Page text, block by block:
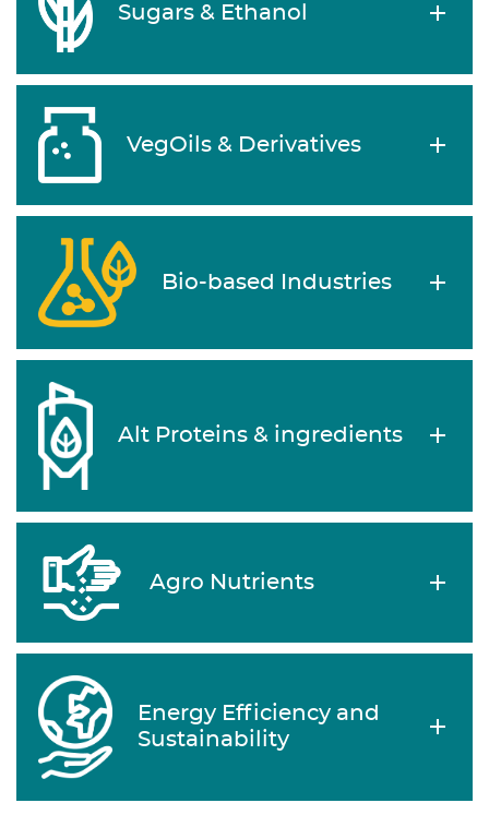
Sugars & Ethanol
VegOils & Derivatives
Bio-based Industries
Alt Proteins & ingredients
Agro Nutrients
Energy Efficiency and
Sustainability